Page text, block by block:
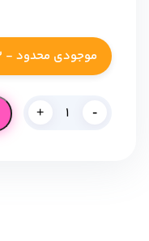
موجودی محدود - 3 عدد باقی مانده
-
+